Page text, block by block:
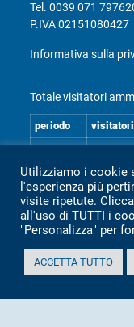
Tel.0039 071
P.IVA 02151080427
Informativa sulla
Totale visitatori
periodo
visitatori
anno 2024
2.097
anno 2023
1.803
anno 2022
2.373
anno 2020
1.307
Utilizziamo i cookie
l'esperienza più
visite ripetute.
all'uso di TUTTI i
"Personalizza" per
ACCETTA TUTTO